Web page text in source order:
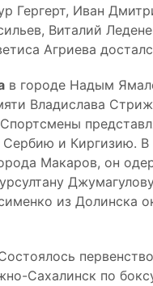
Гергерт, Иван
Виталий
Агриева
в городе Надым
Владислава
Сербию и Киргизию.
Макаров, он
из Долинска
Сахалинск по